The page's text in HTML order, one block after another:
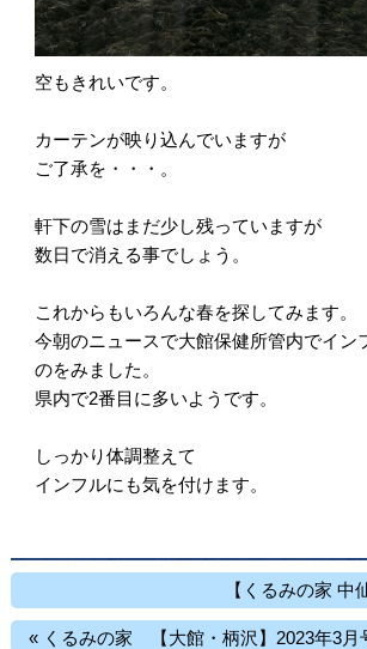
空もきれいです。
カーテンが映り込んでいますが
ご了承を・・・。
軒下の雪はまだ少し残っていますが
数日で消える事でしょう。
これからもいろんな春を探してみます。
今朝のニュースで大館保健所管内でイン
のをみました。
県内で2番目に多いようです。
しっかり体調整えて
インフルにも気を付けます。
【くるみの家 中
« くるみの家 【大館・柄沢】2023年3月